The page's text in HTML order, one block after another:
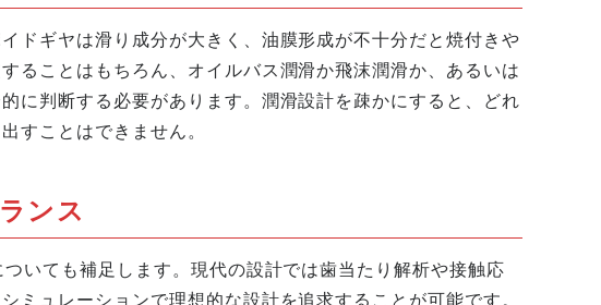
ドギヤは滑り成分が大きく、油膜形成が不十分だと焼付きや
ることはもちろん、オイルバス潤滑か飛沫潤滑か、あるいは
に判断する必要があります。潤滑設計を疎かにすると、どれ
すことはできません。
ンス
いても補足します。現代の設計では歯当たり解析や接触応
ミュレーションで理想的な設計を追求することが可能です。